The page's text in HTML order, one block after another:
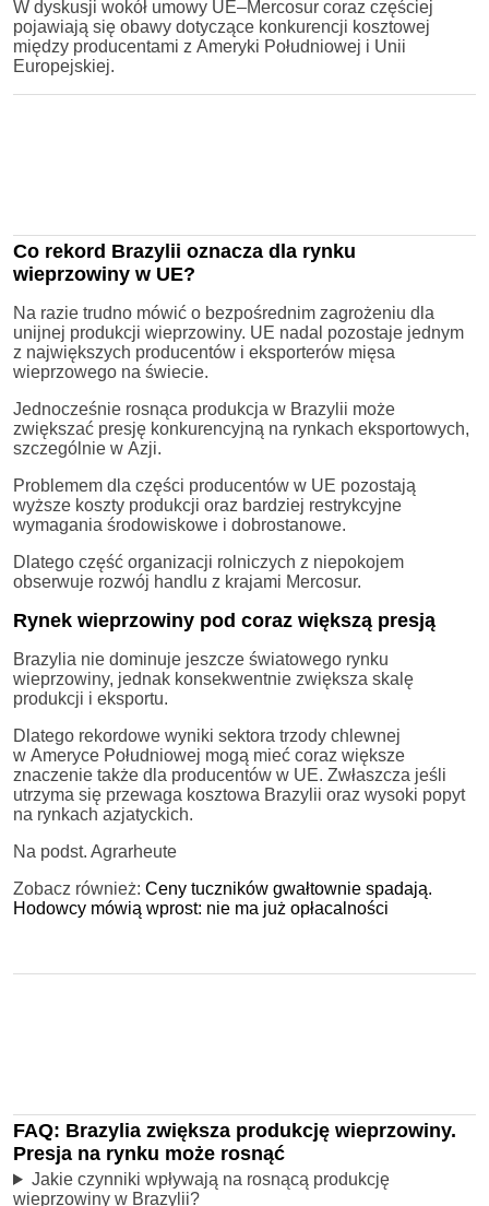
W dyskusji wokół umowy UE–Mercosur coraz częściej
pojawiają się obawy dotyczące konkurencji kosztowej
między producentami z Ameryki Południowej i Unii
Europejskiej.
Co rekord Brazylii oznacza dla rynku
wieprzowiny w UE?
Na razie trudno mówić o bezpośrednim zagrożeniu dla
unijnej produkcji wieprzowiny. UE nadal pozostaje jednym
z największych producentów i eksporterów mięsa
wieprzowego na świecie.
Jednocześnie rosnąca produkcja w Brazylii może
zwiększać presję konkurencyjną na rynkach eksportowych,
szczególnie w Azji.
Problemem dla części producentów w UE pozostają
wyższe koszty produkcji oraz bardziej restrykcyjne
wymagania środowiskowe i dobrostanowe.
Dlatego część organizacji rolniczych z niepokojem
obserwuje rozwój handlu z krajami Mercosur.
Rynek wieprzowiny pod coraz większą presją
Brazylia nie dominuje jeszcze światowego rynku
wieprzowiny, jednak konsekwentnie zwiększa skalę
produkcji i eksportu.
Dlatego rekordowe wyniki sektora trzody chlewnej
w Ameryce Południowej mogą mieć coraz większe
znaczenie także dla producentów w UE. Zwłaszcza jeśli
utrzyma się przewaga kosztowa Brazylii oraz wysoki popyt
na rynkach azjatyckich.
Na podst. Agrarheute
Zobacz również: Ceny tuczników gwałtownie spadają.
Hodowcy mówią wprost: nie ma już opłacalności
FAQ: Brazylia zwiększa produkcję wieprzowiny.
Presja na rynku może rosnąć
Jakie czynniki wpływają na rosnącą produkcję
wieprzowiny w Brazylii?